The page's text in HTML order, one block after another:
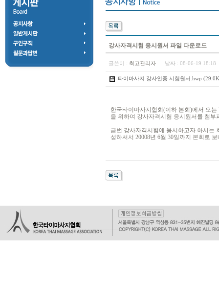
강사자격시험 응시원서 파일 다운로드
글쓴이 : 최고관리자 날짜 : 08-06-19
타이마사지 강사인증 시험원서.hwp
한국타이마사지협회(이하 본회)에서 오
을 위하여 강사자격시험 응시원서를 첨부
금번 강사자격시험에 응시하고자 하시는
성하셔서 20008년 6월 30일까지 본회로